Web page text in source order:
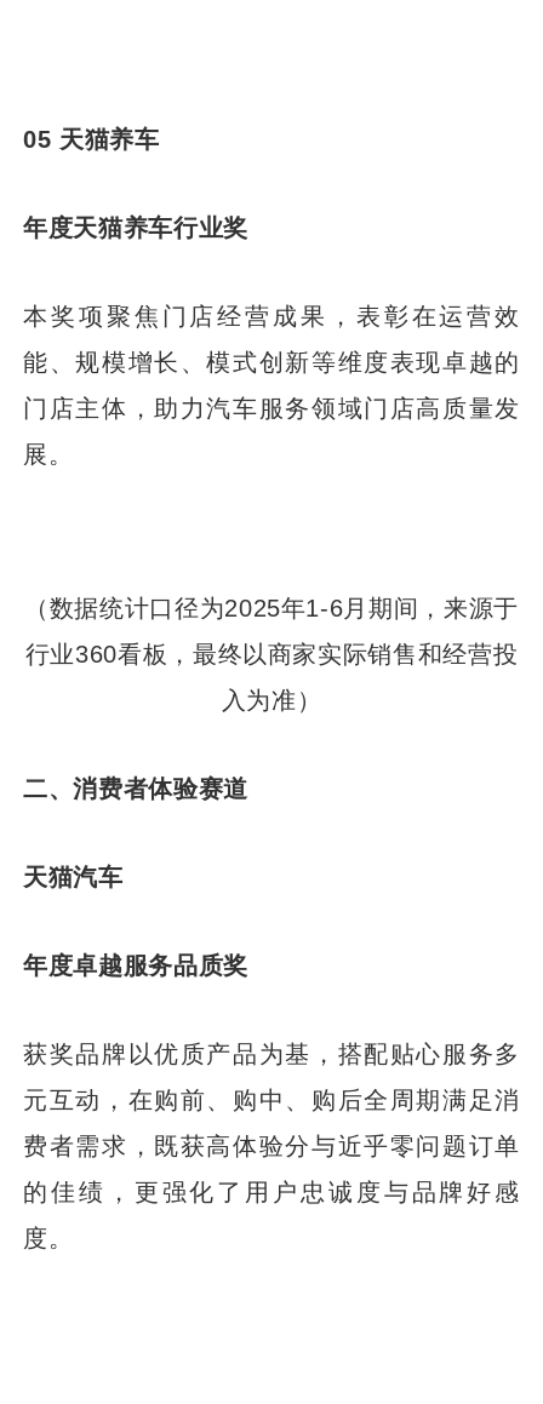
05 天猫养车
年度天猫养车行业奖
本奖项聚焦门店经营成果，表彰在运营效
能、规模增长、模式创新等维度表现卓越的
门店主体，助力汽车服务领域门店高质量发
展。
（数据统计口径为2025年1-6月期间，来源于
行业360看板，最终以商家实际销售和经营投
入为准）
二、消费者体验赛道
天猫汽车
年度卓越服务品质奖
获奖品牌以优质产品为基，搭配贴心服务多
元互动，在购前、购中、购后全周期满足消
费者需求，既获高体验分与近乎零问题订单
的佳绩，更强化了用户忠诚度与品牌好感
度。